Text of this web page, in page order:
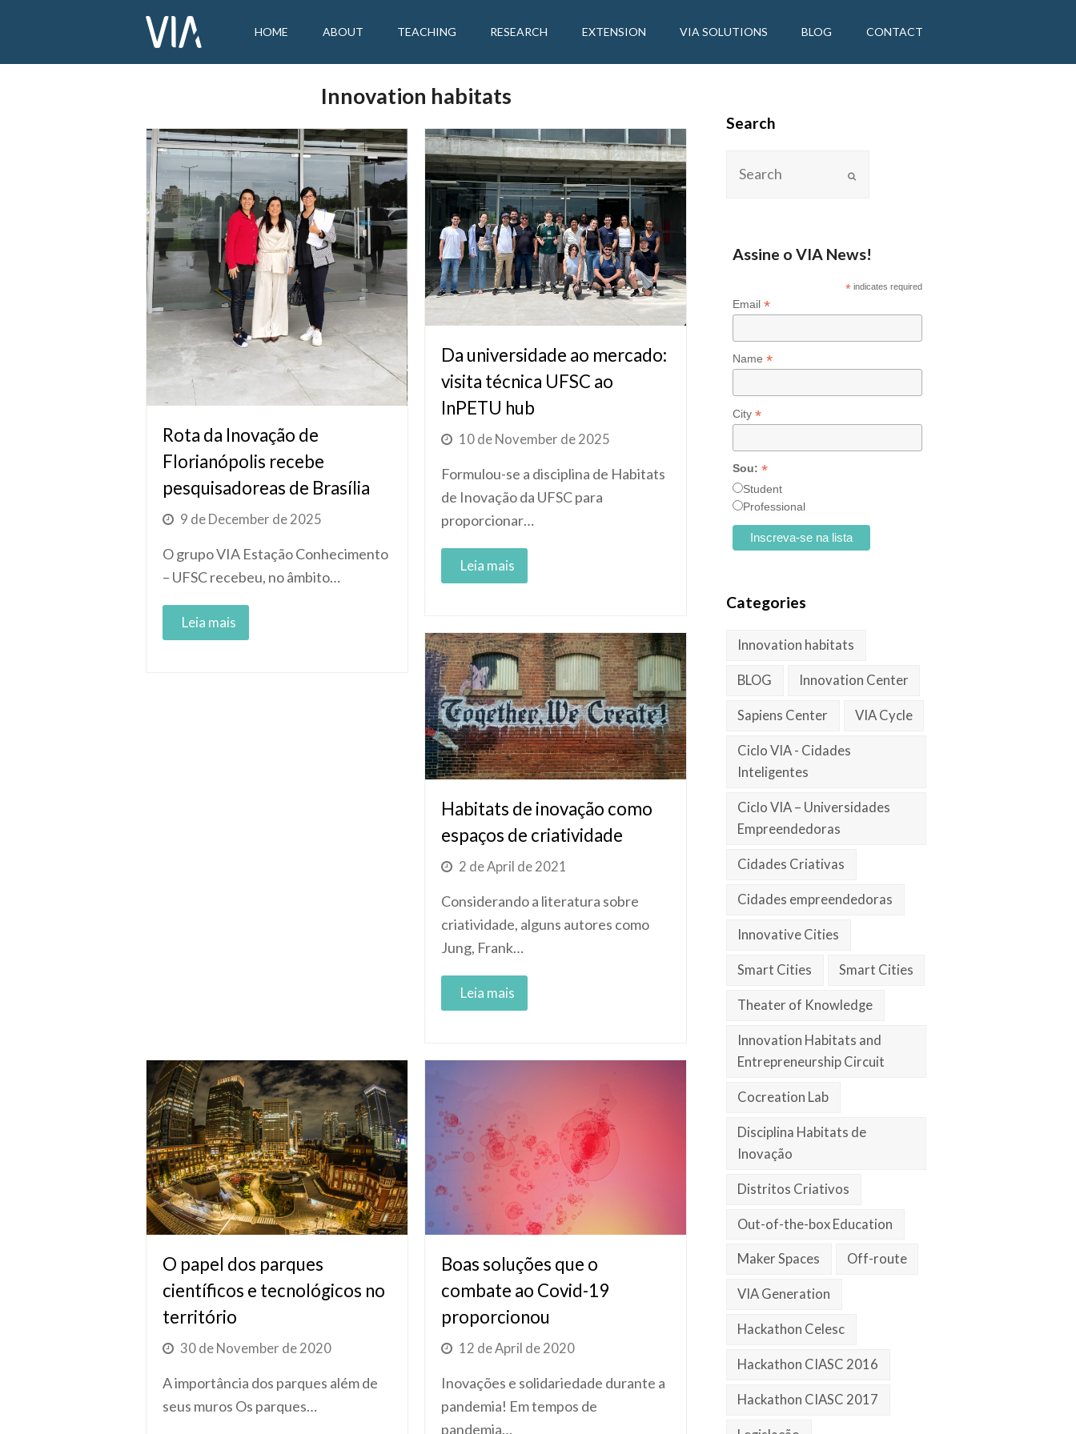
HOME ABOUT TEACHING RESEARCH EXTENSION VIA SOLUTIONS BLOG CONTACT
Innovation habitats
Rota da Inovação de
Florianópolis recebe
pesquisadoreas de Brasília
9 de December de 2025
O grupo VIA Estação Conhecimento
– UFSC recebeu, no âmbito…
Da universidade ao mercado:
visita técnica UFSC ao
InPETU hub
10 de November de 2025
Formulou-se a disciplina de Habitats
de Inovação da UFSC para
proporcionar…
Habitats de inovação como
espaços de criatividade
2 de April de 2021
Considerando a literatura sobre
criatividade, alguns autores como
Jung, Frank…
O papel dos parques
científicos e tecnológicos no
território
30 de November de 2020
A importância dos parques além de
seus muros Os parques…
Boas soluções que o
combate ao Covid-19
proporcionou
12 de April de 2020
Inovações e solidariedade durante a
pandemia! Em tempos de
pandemia…
Search
Assine o VIA News!
* indicates required
Email *
Name *
City *
Sou: *
Student
Professional
Categories
Innovation habitats
BLOG Innovation Center
Sapiens Center VIA Cycle
Ciclo VIA - Cidades
Inteligentes
Ciclo VIA – Universidades
Empreendedoras
Cidades Criativas
Cidades empreendedoras
Innovative Cities
Smart Cities Smart Cities
Theater of Knowledge
Innovation Habitats and
Entrepreneurship Circuit
Cocreation Lab
Disciplina Habitats de
Inovação
Distritos Criativos
Out-of-the-box Education
Maker Spaces Off-route
VIA Generation
Hackathon Celesc
Hackathon CIASC 2016
Hackathon CIASC 2017